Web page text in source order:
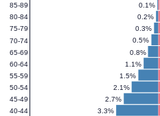
ン
の
人
3.3%
2.7%
2.1%
1.5%
1.1%
0.8%
0.5%
0.3%
0.2%
0.1%
40-44
45-49
50-54
55-59
60-64
65-69
70-74
75-79
80-84
85-89